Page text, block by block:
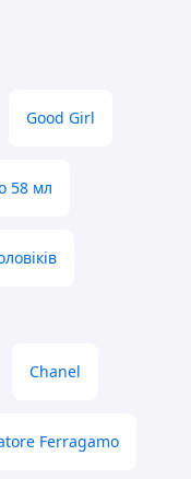
Good Girl
58 мл
Chanel
Ferragamo